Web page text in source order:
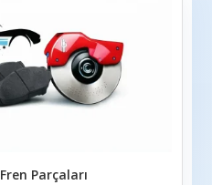
Fren Parçaları